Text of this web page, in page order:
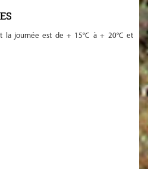
la journée est de + 15°C à + 20°C et